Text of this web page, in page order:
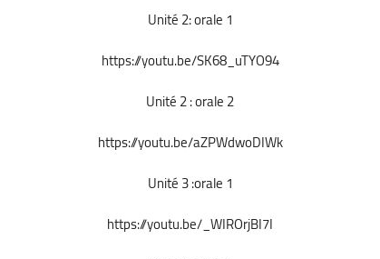
Unité 2: orale 1
https://youtu.be/SK68_uTYO94
Unité 2 : orale 2
https://youtu.be/aZPWdwoDIWk
Unité 3 :orale 1
https://youtu.be/_WIROrjBI7I